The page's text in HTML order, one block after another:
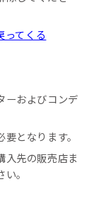
ってくる
ーおよびコンデ
となります。
入先の販売店ま
。